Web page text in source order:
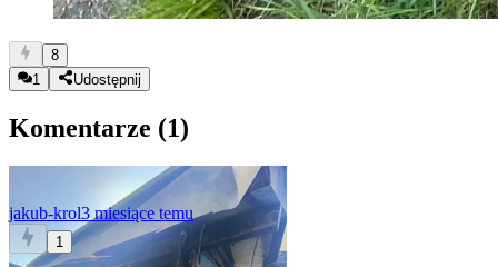
8
1
Udostępnij
Komentarze (1)
jakub-krol3 miesiące temu
1